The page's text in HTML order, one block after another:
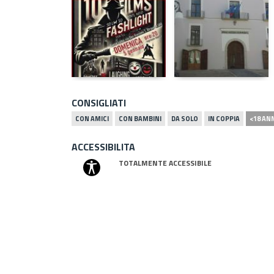
CONSIGLIATI
CON AMICI CON BAMBINI DA SOLO IN COPPIA <18
ACCESSIBILITA
TOTALMENTE ACCESSIBILE